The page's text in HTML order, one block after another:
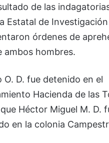
de las
Estatal de Investigación
órdenes de
ambos hombres.
O. D. fue detenido en el
Hacienda de las
Héctor Miguel M. D.
en la colonia